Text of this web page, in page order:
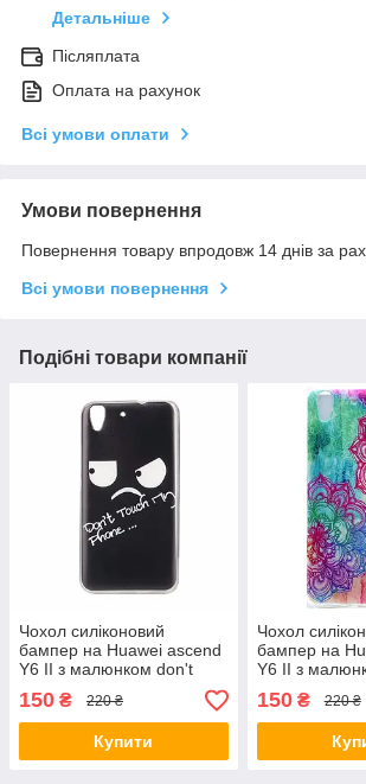
Детальніше
Післяплата
Оплата на рахунок
Всі умови оплати
Умови повернення
Повернення товару впродовж 14 днів за
Всі умови повернення
Подібні товари компанії
Чохол силіконовий
бампер на Huawei ascend
Y6 II з малюнком don't
touch my phone
150 ₴ 220 ₴
Купити
Чохол
бампер на
Y6 II з
кольоровий
150₴ 220 ₴